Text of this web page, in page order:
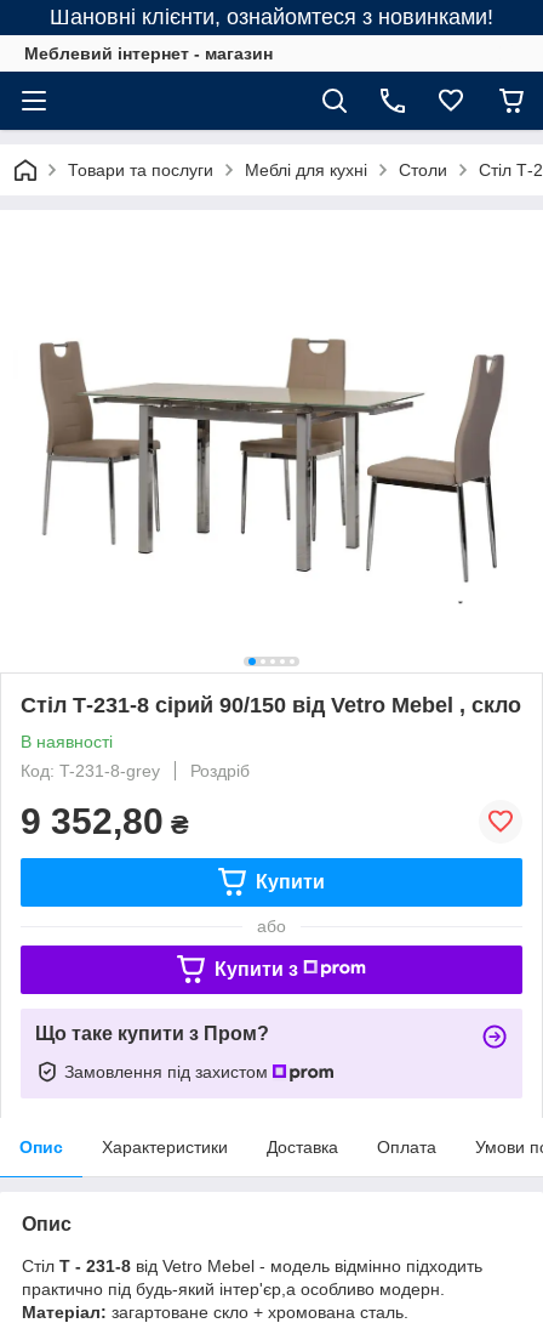
Шановні клієнти, ознайомтеся з новинками!
Меблевий інтернет - магазин
Товари та послуги Меблі для кухні Столи Стіл Т-
Стіл Т-231-8 сірий 90/150 від Vetro Mebel , скло
В наявності
Код: T-231-8-grey
Роздріб
9 352,80 ₴
Купити
або
Купити з
Що таке купити з Пром?
Замовлення під захистом
Опис Характеристики Доставка Оплата Умови
Опис
Стіл Т - 231-8 від Vetro Mebel - модель відмінно підходить
практично під будь-який інтер'єр,а особливо модерн.
Матеріал: загартоване скло + хромована сталь.